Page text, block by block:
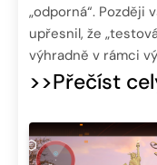
„odporná“. Později
upřesnil, že
výhradně v rámci
>>Přečíst